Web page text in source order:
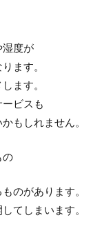
湿度が
ます。
ます。
ビスも
もしれません。
の
のがあります。
てしまいます。